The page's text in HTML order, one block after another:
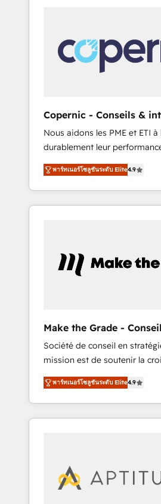
portal? We are built for the
We engineer revenue
owner on HubSpot. We Build Different
Solutions Partner 🤝 - Global: 75+ RPers
across five continents 🌐 - Scale:
organically grown & fastest
HubSpot Partner 🪴 - CRM: More Sales Hub
implementations than any
Salesforce: We convert SFDC addicts to
HubSpot evangelists 🧡 Don't pick a
Copernic - Conseils &
HubSpot
Nous aidons les PME et ETI
durablement leur
aux vrais défis : • Intégration de HubSpot
avec d’autres outils (ERP,
Alignement des équipes
des données partagées • Amélioration de la
Notre équipe de 30
HubSpot aborde chaque
objectifs d’entreprise. Grâce à une
méthodologie éprouvée
400 clients, nous
vos enjeux et intégrons
HubSpot dans votre organisation. Pour
question technique ou
structuration de votre projet
พาร์ทเนอร์โซลูชันระดับ Elite4.9
Make the Grade -
intégrateur HubSpot
Société de conseil en
mission est de soutenir la
entreprises B2B à travers
nouveaux clients, l'intégration
développement des revenus
comptes existants. En France et à
digitale et des startups
grandes expertises sont : ➤ L’intégration de
พาร์ทเนอร์โซลูชันระดับ Elite4.9